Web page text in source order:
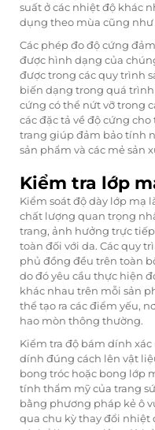
suất ở các nhiệt độ khác
dụng theo mùa cũng
Các phép đo độ cứng
được hình dạng của
được trong các quy trình
biến dạng trong quá
cứng có thể nứt vỡ trong
các đặc tả về độ cứng
trang giúp đảm bảo tính
sản phẩm và các mẻ sản
Kiểm tra lớp
Kiểm soát độ dày lớp mạ
chất lượng quan trọng
trang, ảnh hưởng trực
toàn đối với da. Các quy
phủ đồng đều trên toàn
do đó yêu cầu thực hiện
khác nhau trên mỗi sản
thể tạo ra các điểm yếu,
hao mòn thông thường.
Kiểm tra độ bám dính
dính đúng cách lên vật
bong tróc hoặc bong lớp
tính thẩm mỹ của trang
bằng phương pháp kẻ ô
qua chu kỳ thay đổi nhiệt